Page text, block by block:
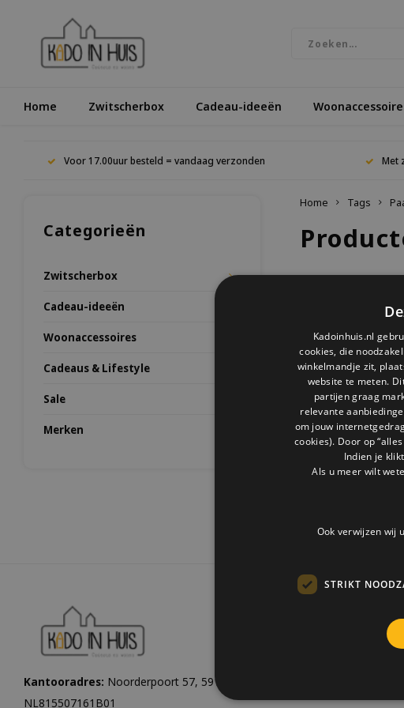
Home Zwitscherbox Cadeau-ideeën
Voor 17.00uur besteld = vandaag verzonden Met
Categorieën
Zwitscherbox
Cadeau-ideeën
Woonaccessoires
Cadeaus & Lifestyle
Sale
Merken
Home Tags
Geen producten
Kantooradres: Noorderpoort 57, 5916 PJ Venlo |
NL815507161B01
Kadoinhuis.nl
cookies, die
winkelmandje zit,
website te meten.
partijen graag
relevante
om jouw
cookies). Door op
Indien je
Als u meer wilt
Ook verwijzen wij
STRIKT